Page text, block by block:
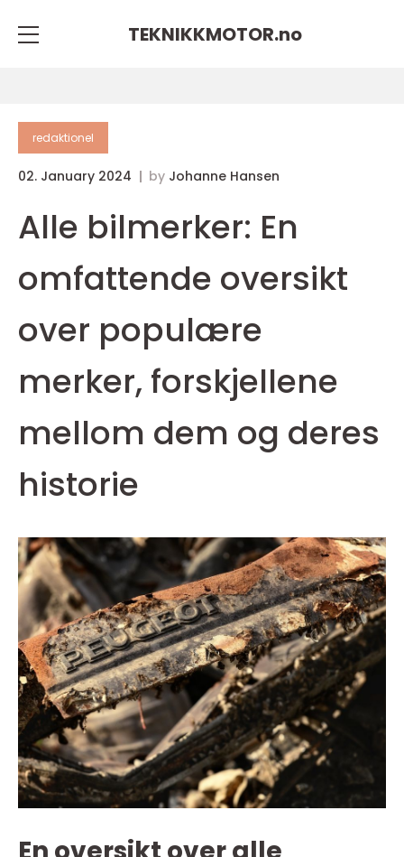
TEKNIKKMOTOR.no
redaktionel
02. January 2024 by Johanne Hansen
Alle bilmerker: En
omfattende oversikt
over populære
merker, forskjellene
mellom dem og deres
historie